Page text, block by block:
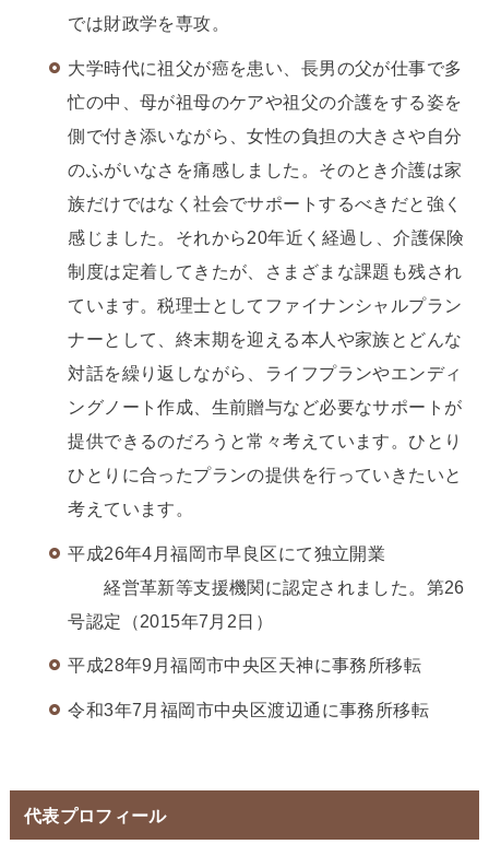
では財政学を専攻。
大学時代に祖父が癌を患い、長男の父が仕事で多
忙の中、母が祖母のケアや祖父の介護をする姿を
側で付き添いながら、女性の負担の大きさや自分
のふがいなさを痛感しました。そのとき介護は家
族だけではなく社会でサポートするべきだと強く
感じました。それから20年近く経過し、介護保険
制度は定着してきたが、さまざまな課題も残され
ています。税理士としてファイナンシャルプラン
ナーとして、終末期を迎える本人や家族とどんな
対話を繰り返しながら、ライフプランやエンディ
ングノート作成、生前贈与など必要なサポートが
提供できるのだろうと常々考えています。ひとり
ひとりに合ったプランの提供を行っていきたいと
考えています。
平成26年4月福岡市早良区にて独立開業
経営革新等支援機関に認定されました。第26
号認定（2015年7月2日）
平成28年9月福岡市中央区天神に事務所移転
令和3年7月福岡市中央区渡辺通に事務所移転
代表プロフィール